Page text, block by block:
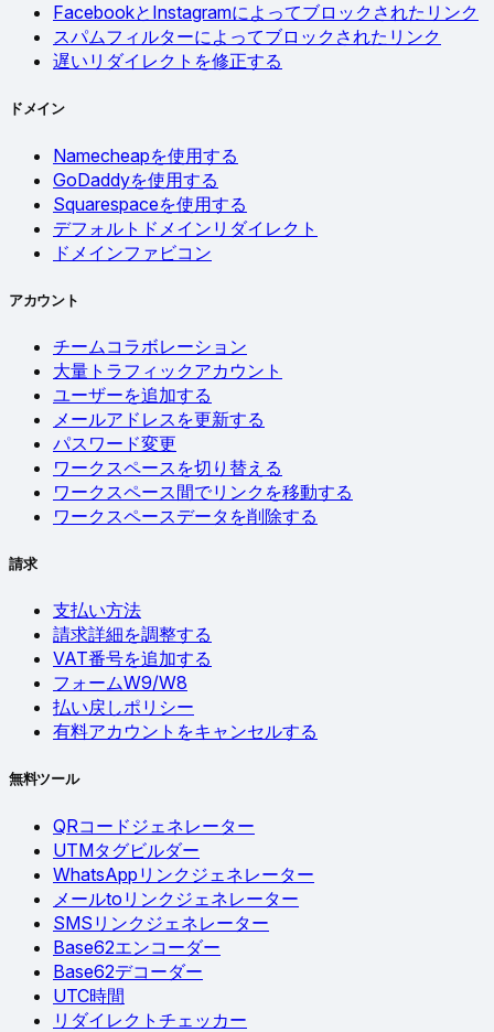
FacebookとInstagramによってブロックされたリンク
スパムフィルターによってブロックされたリンク
遅いリダイレクトを修正する
ドメイン
Namecheapを使用する
GoDaddyを使用する
Squarespaceを使用する
デフォルトドメインリダイレクト
ドメインファビコン
アカウント
チームコラボレーション
大量トラフィックアカウント
ユーザーを追加する
メールアドレスを更新する
パスワード変更
ワークスペースを切り替える
ワークスペース間でリンクを移動する
ワークスペースデータを削除する
請求
支払い方法
請求詳細を調整する
VAT番号を追加する
フォームW9/W8
払い戻しポリシー
有料アカウントをキャンセルする
無料ツール
QRコードジェネレーター
UTMタグビルダー
WhatsAppリンクジェネレーター
メールtoリンクジェネレーター
SMSリンクジェネレーター
Base62エンコーダー
Base62デコーダー
UTC時間
リダイレクトチェッカー